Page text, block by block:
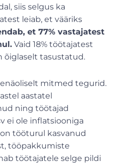
siis selgus ka
leiab, et vääriks
et 77% vastajatest
Vaid 18% töötajatest
õiglaselt tasustatud.
mitmed tegurid.
aastatel
ning töötajad
ei ole inflatsiooniga
tööturul kasvanud
tööpakkumiste
töötajatele selge pildi